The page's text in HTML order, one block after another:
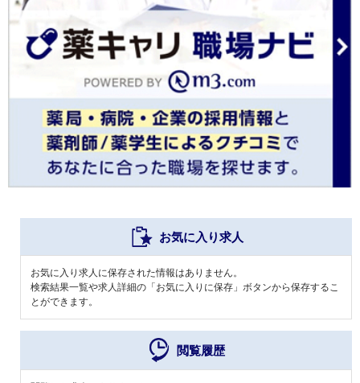
お気に入り求人
お気に入り求人に保存された情報はありません。
検索結果一覧や求人詳細の「お気に入りに保存」ボタンから保存するこ
とができます。
閲覧履歴